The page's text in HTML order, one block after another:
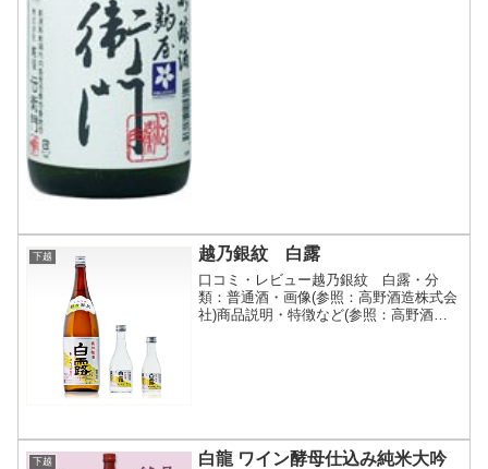
下越 越乃銀紋 白露
口コミ・レビュー越乃銀紋 白露・分
類：普通酒・画像(参照：高野酒造株式会
社)商品説明・特徴など(参照：高野酒造
下越
白龍 ワイン酵母仕込み純米大吟